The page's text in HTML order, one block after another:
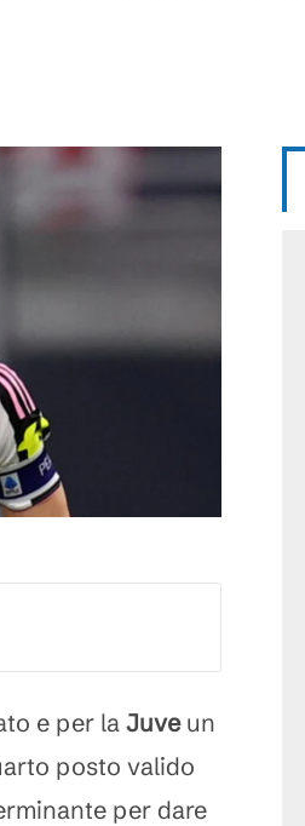
e per laJuve un
posto valido
per dare